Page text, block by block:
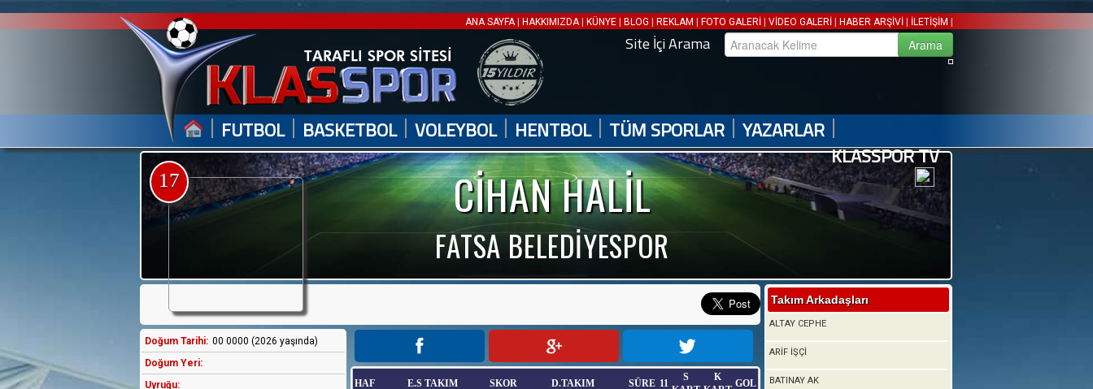
ANA SAYFA| HAKKIMIZDA| KÜNYE | BLOG | REKLAM | FOTO GALERİ | VİDEO GALERİ | HABER ARŞİVİ | İLETİŞİM |
Site İçi Arama
| FUTBOL | BASKETBOL | VOLEYBOL | HENTBOL | TÜM SPORLAR | YAZARLAR |
KLASSPOR TV
CİHAN HALİL
FATSA BELEDİYESPOR
17
Doğum Tarihi: 00 0000 (2026 yaşında)
Doğum Yeri:
Uyruğu:
HAF E.S TAKIM SKOR D.TAKIM SÜRE 11
S
K
GOL
Takım Arkadaşları
ALTAY CEPHE
ARİF İŞÇİ
BATINAY AK